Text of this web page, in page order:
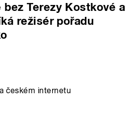
bez Terezy Kostkové a
režisér pořadu
českém internetu